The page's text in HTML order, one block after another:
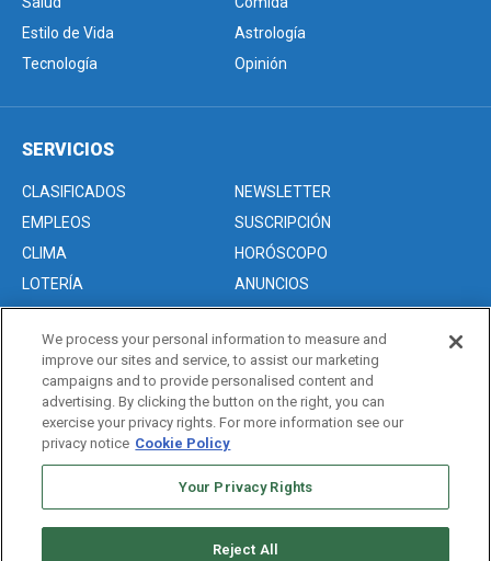
Estilo de Vida
Astrología
Tecnología
Opinión
SERVICIOS
CLASIFICADOS
NEWSLETTER
EMPLEOS
SUSCRIPCIÓN
CLIMA
HORÓSCOPO
LOTERÍA
ANUNCIOS
Acerca de nosotros
Advertise with Us/Anuncios
Politica de Privacidad
Editorial Guidelines
We process your personal information to measure and
improve our sites and service, to assist our marketing
campaigns and to provide personalised content and
advertising. By clicking the button on the right, you can
exercise your privacy rights. For more information see our
privacy notice Cookie Policy
Your Privacy Rights
Reject All